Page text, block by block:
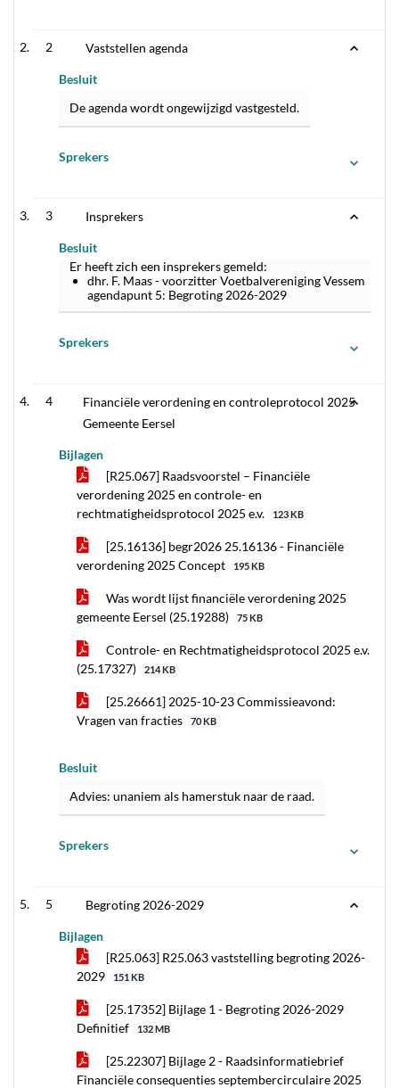
2 Vaststellen agenda
Besluit
De agenda wordt ongewijzigd vastgesteld.
Sprekers
3 Insprekers
Besluit
Er heeft zich een insprekers gemeld:
dhr. F. Maas - voorzitter Voetbalvereniging Vessem
agendapunt 5: Begroting 2026-2029
Sprekers
4
Financiële verordening en controleprotocol 2025
Gemeente Eersel
Bijlagen
[R25.067] Raadsvoorstel – Financiële
verordening 2025 en controle- en
rechtmatigheidsprotocol 2025 e.v.
123 KB
[25.16136] begr2026 25.16136 - Financiële
verordening 2025 Concept
195 KB
Was wordt lijst financiële verordening 2025
gemeente Eersel (25.19288)
75 KB
Controle- en Rechtmatigheidsprotocol 2025 e.v.
(25.17327)
214 KB
[25.26661] 2025-10-23 Commissieavond:
Vragen van fracties
70 KB
Besluit
Advies: unaniem als hamerstuk naar de raad.
Sprekers
5 Begroting 2026-2029
Bijlagen
[R25.063] R25.063 vaststelling begroting 2026-
2029
151 KB
[25.17352] Bijlage 1 - Begroting 2026-2029
Definitief
132 MB
[25.22307] Bijlage 2 - Raadsinformatiebrief
Financiële consequenties septembercirculaire 2025